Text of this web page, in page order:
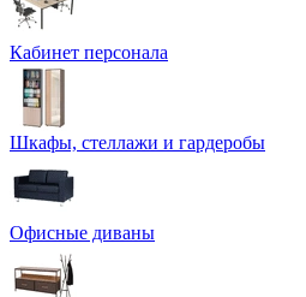
Кабинет персонала
Шкафы, стеллажи и гардеробы
Офисные диваны